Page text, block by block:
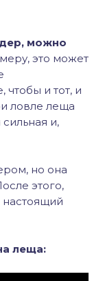
можно
это может
и тот, и
ловле леща
и,
но она
этого,
настоящий
леща: